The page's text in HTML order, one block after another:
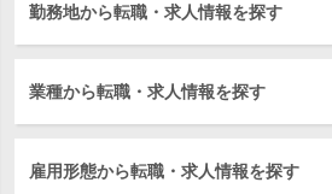
勤務地から転職・求人情報を探す
業種から転職・求人情報を探す
雇用形態から転職・求人情報を探す